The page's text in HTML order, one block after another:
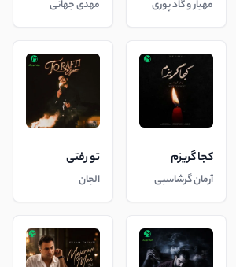
مهیار و گاد پوری مهدی جهانی
کجا گریزم
آرمان گرشاسبی
تو رفتی
الجان